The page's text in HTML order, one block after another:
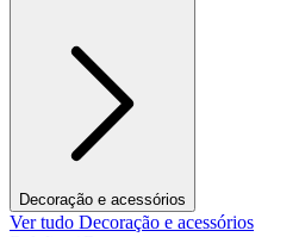
Decoração e acessórios
Ver tudo Decoração e acessórios